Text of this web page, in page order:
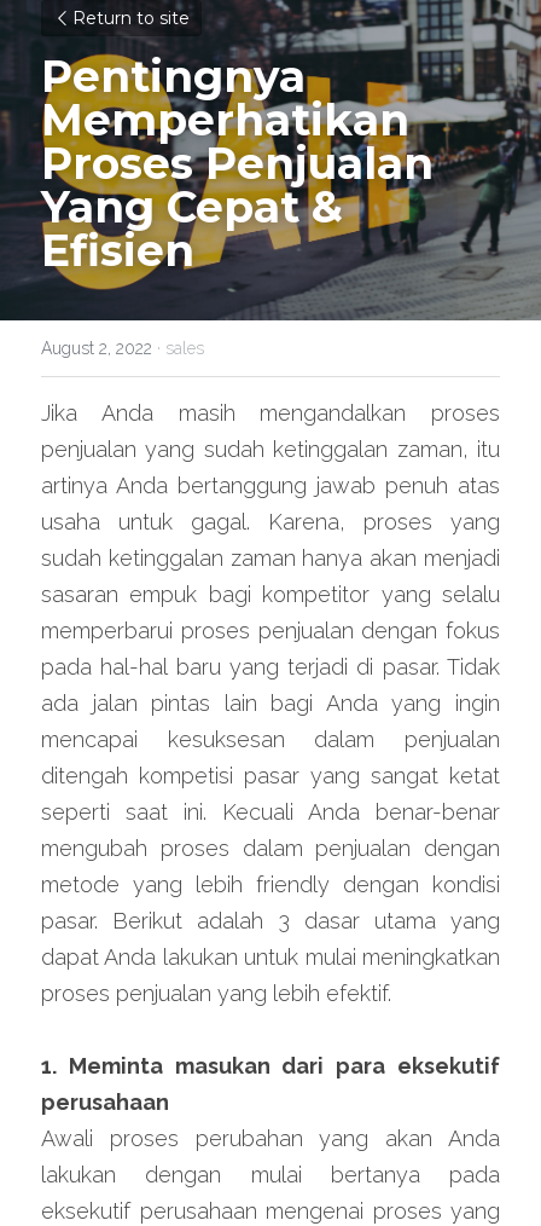
Return to site
Pentingnya
Memperhatikan
Proses Penjualan
Yang Cepat &
Efisien
August 2, 2022 · sales
Jika Anda masih mengandalkan proses
penjualan yang sudah ketinggalan zaman, itu
artinya Anda bertanggung jawab penuh atas
usaha untuk gagal. Karena, proses yang
sudah ketinggalan zaman hanya akan menjadi
sasaran empuk bagi kompetitor yang selalu
memperbarui proses penjualan dengan fokus
pada hal-hal baru yang terjadi di pasar. Tidak
ada jalan pintas lain bagi Anda yang ingin
mencapai kesuksesan dalam penjualan
ditengah kompetisi pasar yang sangat ketat
seperti saat ini. Kecuali Anda benar-benar
mengubah proses dalam penjualan dengan
metode yang lebih friendly dengan kondisi
pasar. Berikut adalah 3 dasar utama yang
dapat Anda lakukan untuk mulai meningkatkan
proses penjualan yang lebih efektif.
1. Meminta masukan dari para eksekutif
perusahaan
Awali proses perubahan yang akan Anda
lakukan dengan mulai bertanya pada
eksekutif perusahaan mengenai proses yang